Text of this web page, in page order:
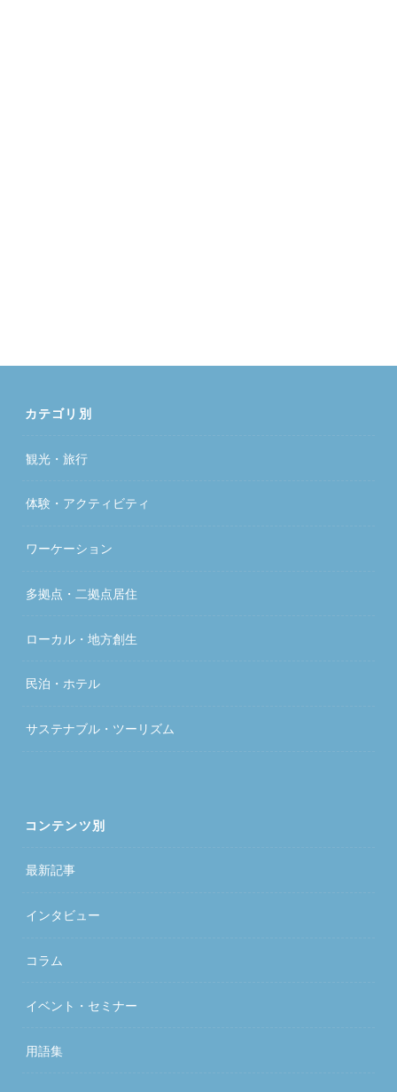
カテゴリ別
観光・旅行
体験・アクティビティ
ワーケーション
多拠点・二拠点居住
ローカル・地方創生
民泊・ホテル
サステナブル・ツーリズム
コンテンツ別
最新記事
インタビュー
コラム
イベント・セミナー
用語集